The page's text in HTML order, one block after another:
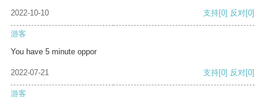
2022-10-10 支持[0] 反对[0]
游客
You have 5 minute oppor
2022-07-21 支持[0] 反对[0]
游客